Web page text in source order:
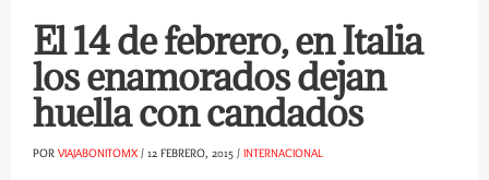
El 14 de febrero, en Italia
los enamorados dejan
huella con candados
POR VIAJABONITOMX / 12 FEBRERO, 2015 / INTERNACIONAL